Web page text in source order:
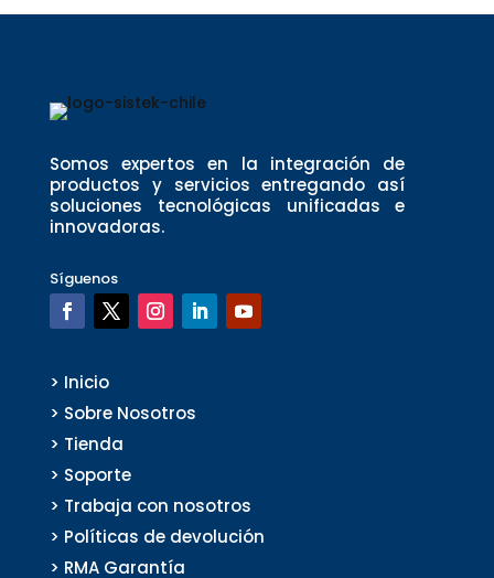
Somos expertos en la integración de
productos y servicios entregando así
soluciones tecnológicas unificadas e
innovadoras.
Síguenos
> Inicio
> Sobre Nosotros
> Tienda
> Soporte
> Trabaja con nosotros
> Políticas de devolución
> RMA Garantía